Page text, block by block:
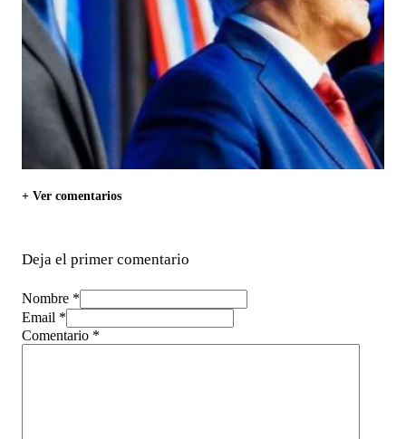
+ Ver comentarios
Deja el primer comentario
Nombre *
Email *
Comentario *